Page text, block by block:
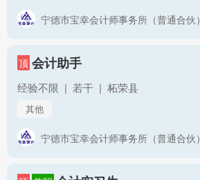
宁德市宝幸会计师事务所（普通合伙）
顶 会计助手
经验不限 | 若干 | 柘荣县
其他
宁德市宝幸会计师事务所（普通合伙）